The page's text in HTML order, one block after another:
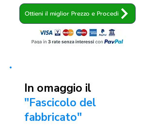
Ottieni il miglior Prezzo e Procedi
In omaggio il
"Fascicolo del
fabbricato"